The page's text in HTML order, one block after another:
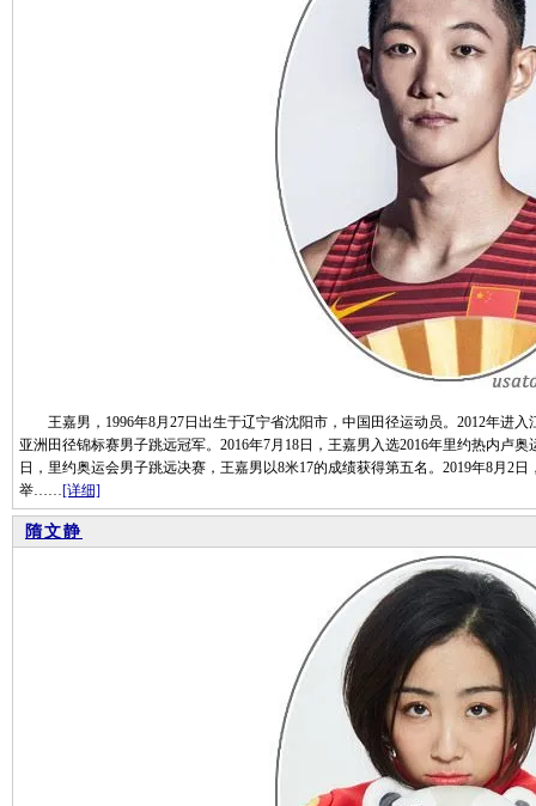
王嘉男，1996年8月27日出生于辽宁省沈阳市，中国田径运动员。2012年进入
亚洲田径锦标赛男子跳远冠军。2016年7月18日，王嘉男入选2016年里约热内卢
日，里约奥运会男子跳远决赛，王嘉男以8米17的成绩获得第五名。2019年8月2
举……[详细]
隋文静